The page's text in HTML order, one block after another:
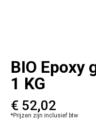
BIO Epoxy
1 KG
€ 52,02
*Prijzen zijn inclusief btw